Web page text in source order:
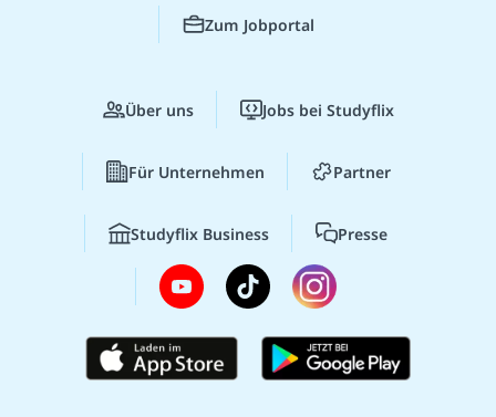
Zum Jobportal
Über uns Jobs bei Studyflix
Für Unternehmen Partner
Studyflix Business Presse